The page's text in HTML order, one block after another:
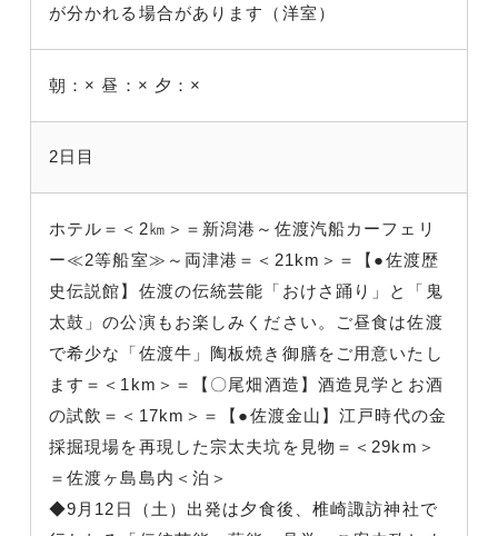
が分かれる場合があります（洋室）
朝：× 昼：× 夕：×
2日目
ホテル＝＜2㎞＞＝新潟港～佐渡汽船カーフェリ
ー≪2等船室≫～両津港＝＜21km＞＝【●佐渡歴
史伝説館】佐渡の伝統芸能「おけさ踊り」と「鬼
太鼓」の公演もお楽しみください。ご昼食は佐渡
で希少な「佐渡牛」陶板焼き御膳をご用意いたし
ます＝＜1km＞＝【〇尾畑酒造】酒造見学とお酒
の試飲＝＜17km＞＝【●佐渡金山】江戸時代の金
採掘現場を再現した宗太夫坑を見物＝＜29km＞
＝佐渡ヶ島島内＜泊＞
◆9月12日（土）出発は夕食後、椎崎諏訪神社で